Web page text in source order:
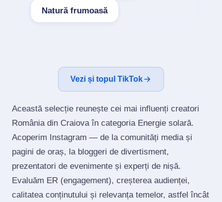
Natură frumoasă
Vezi și topul TikTok
Această selecție reunește cei mai influenți creatori
România din Craiova în categoria Energie solară.
Acoperim Instagram — de la comunități media și
pagini de oraș, la bloggeri de divertisment,
prezentatori de evenimente și experți de nișă.
Evaluăm ER (engagement), creșterea audienței,
calitatea conținutului și relevanța temelor, astfel încât